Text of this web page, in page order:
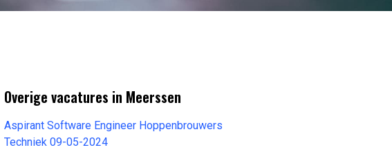
Overige vacatures in Meerssen
Aspirant Software Engineer Hoppenbrouwers
Techniek 09-05-2024